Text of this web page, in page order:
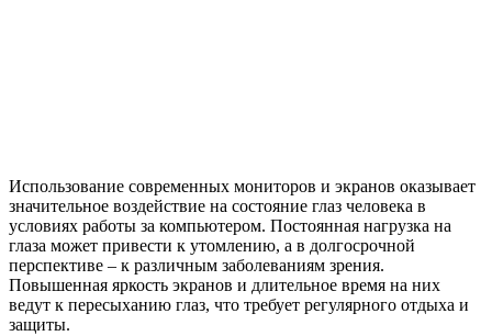
Использование современных мониторов и экранов оказывает
значительное воздействие на состояние глаз человека в
условиях работы за компьютером. Постоянная нагрузка на
глаза может привести к утомлению, а в долгосрочной
перспективе – к различным заболеваниям зрения.
Повышенная яркость экранов и длительное время на них
ведут к пересыханию глаз, что требует регулярного отдыха и
защиты.